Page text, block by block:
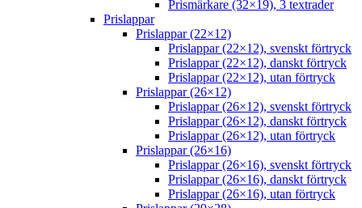
Prismärkare (32×19), 3 textrader
Prislappar
Prislappar (22×12)
Prislappar (22×12), svenskt förtryck
Prislappar (22×12), danskt förtryck
Prislappar (22×12), utan förtryck
Prislappar (26×12)
Prislappar (26×12), svenskt förtryck
Prislappar (26×12), danskt förtryck
Prislappar (26×12), utan förtryck
Prislappar (26×16)
Prislappar (26×16), svenskt förtryck
Prislappar (26×16), danskt förtryck
Prislappar (26×16), utan förtryck